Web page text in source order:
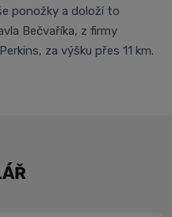
ponožky a doloží to
Bečvaříka, z firmy
za výšku přes 11 km.